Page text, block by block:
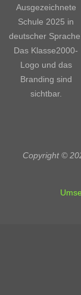
Copyright ©